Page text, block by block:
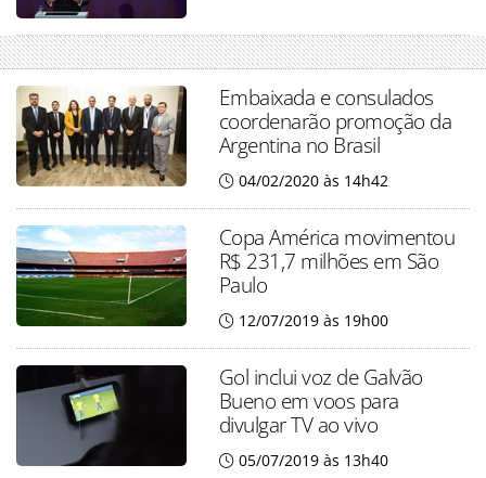
Embaixada e consulados
coordenarão promoção da
Argentina no Brasil
04/02/2020 às 14h42
Copa América movimentou
R$ 231,7 milhões em São
Paulo
12/07/2019 às 19h00
Gol inclui voz de Galvão
Bueno em voos para
divulgar TV ao vivo
05/07/2019 às 13h40